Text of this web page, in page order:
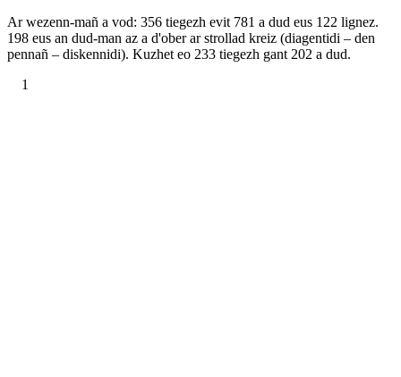
Ar wezenn-mañ a vod: 356 tiegezh evit 781 a dud eus 122 lignez.
198 eus an dud-man az a d'ober ar strollad kreiz (diagentidi – den
pennañ – diskennidi). Kuzhet eo 233 tiegezh gant 202 a dud.
1